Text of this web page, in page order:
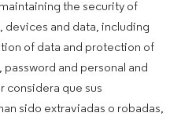
the security of
devices and data, including
of data and protection of
and personal and
considera que sus
sido extraviadas o robadas,